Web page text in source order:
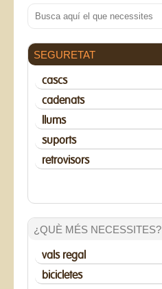
SEGURETAT
cascs
cadenats
llums
suports
retrovisors
¿QUÈ MÉS NECESSITES?
vals regal
bicicletes